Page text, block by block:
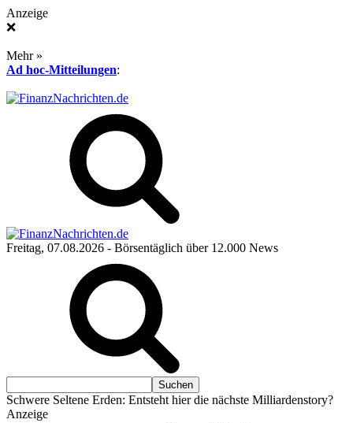
Anzeige
❌
Mehr »
Ad hoc-Mitteilungen:
Freitag, 07.08.2026 - Börsentäglich über 12.000 News
Schwere Seltene Erden: Entsteht hier die nächste Milliardenstory?
Anzeige